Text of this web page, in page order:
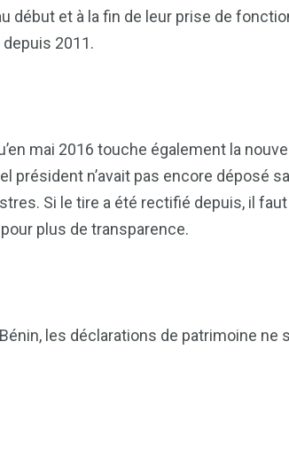
début et à la fin de leur prise de
2011.
mai 2016 touche également la
président n’avait pas encore déposé
Si le tire a été rectifié depuis, il
plus de transparence.
les déclarations de patrimoine ne
Wedding